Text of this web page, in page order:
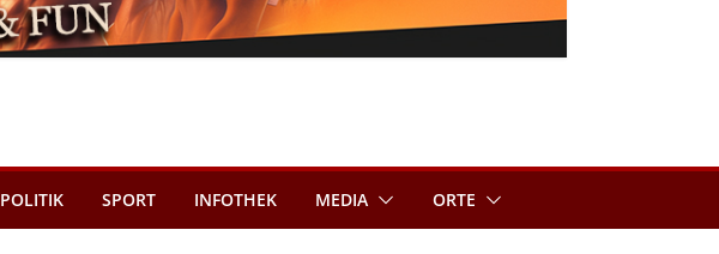
POLITIK SPORT INFOTHEK MEDIA ORTE